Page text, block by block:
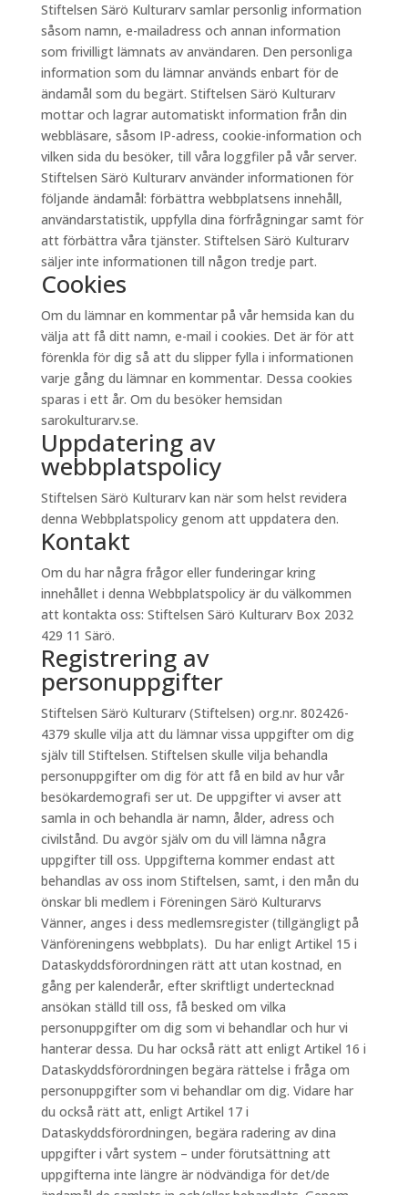
Stiftelsen Särö Kulturarv samlar personlig information
såsom namn, e-mailadress och annan information
som frivilligt lämnats av användaren. Den personliga
information som du lämnar används enbart för de
ändamål som du begärt. Stiftelsen Särö Kulturarv
mottar och lagrar automatiskt information från din
webbläsare, såsom IP-adress, cookie-information och
vilken sida du besöker, till våra loggfiler på vår server.
Stiftelsen Särö Kulturarv använder informationen för
följande ändamål: förbättra webbplatsens innehåll,
användarstatistik, uppfylla dina förfrågningar samt för
att förbättra våra tjänster. Stiftelsen Särö Kulturarv
säljer inte informationen till någon tredje part.
Cookies
Om du lämnar en kommentar på vår hemsida kan du
välja att få ditt namn, e-mail i cookies. Det är för att
förenkla för dig så att du slipper fylla i informationen
varje gång du lämnar en kommentar. Dessa cookies
sparas i ett år. Om du besöker hemsidan
sarokulturarv.se.
Uppdatering av
webbplatspolicy
Stiftelsen Särö Kulturarv kan när som helst revidera
denna Webbplatspolicy genom att uppdatera den.
Kontakt
Om du har några frågor eller funderingar kring
innehållet i denna Webbplatspolicy är du välkommen
att kontakta oss: Stiftelsen Särö Kulturarv Box 2032
429 11 Särö.
Registrering av
personuppgifter
Stiftelsen Särö Kulturarv (Stiftelsen) org.nr. 802426-
4379 skulle vilja att du lämnar vissa uppgifter om dig
själv till Stiftelsen. Stiftelsen skulle vilja behandla
personuppgifter om dig för att få en bild av hur vår
besökardemografi ser ut. De uppgifter vi avser att
samla in och behandla är namn, ålder, adress och
civilstånd. Du avgör själv om du vill lämna några
uppgifter till oss. Uppgifterna kommer endast att
behandlas av oss inom Stiftelsen, samt, i den mån du
önskar bli medlem i Föreningen Särö Kulturarvs
Vänner, anges i dess medlemsregister (tillgängligt på
Vänföreningens webbplats). Du har enligt Artikel 15 i
Dataskyddsförordningen rätt att utan kostnad, en
gång per kalenderår, efter skriftligt undertecknad
ansökan ställd till oss, få besked om vilka
personuppgifter om dig som vi behandlar och hur vi
hanterar dessa. Du har också rätt att enligt Artikel 16 i
Dataskyddsförordningen begära rättelse i fråga om
personuppgifter som vi behandlar om dig. Vidare har
du också rätt att, enligt Artikel 17 i
Dataskyddsförordningen, begära radering av dina
uppgifter i vårt system – under förutsättning att
uppgifterna inte längre är nödvändiga för det/de